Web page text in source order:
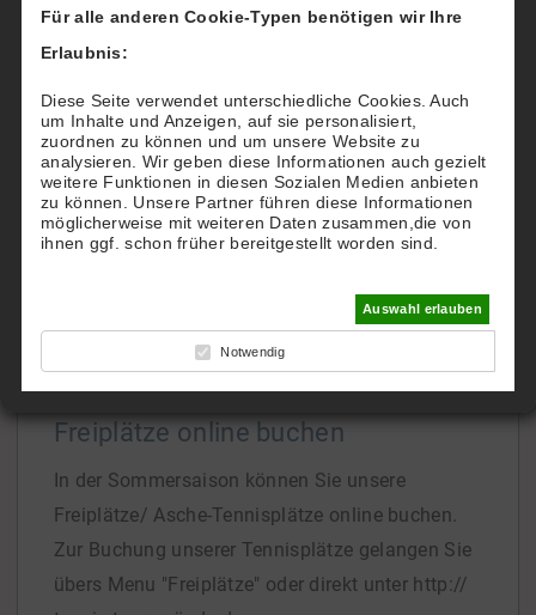
Möchten Sie Ihren Gästen einen besonderen
"Tennis-Service" bieten?
Dann reservieren und buchen Sie für Ihre Gäste
nach deren Wünschen einen Tennisplatz beim
TTHC.
Gern richten wir Ihnen einen eigenen Account zu
Hotel-Konditionen ein.
Freiplätze online buchen
In der Sommersaison können Sie unsere
Freiplätze/ Asche-Tennisplätze online buchen.
Zur Buchung unserer Tennisplätze gelangen Sie
übers Menu "Freiplätze" oder direkt unter http://
Für alle anderen Cookie-Typen benötigen wir Ihre
Erlaubnis:
Diese Seite verwendet unterschiedliche Cookies. Auch
um Inhalte und Anzeigen, auf sie personalisiert,
zuordnen zu können und um unsere Website zu
analysieren. Wir geben diese Informationen auch gezielt
weitere Funktionen in diesen Sozialen Medien anbieten
zu können. Unsere Partner führen diese Informationen
möglicherweise mit weiteren Daten zusammen,die von
ihnen ggf. schon früher bereitgestellt worden sind.
Auswahl erlauben
Notwendig